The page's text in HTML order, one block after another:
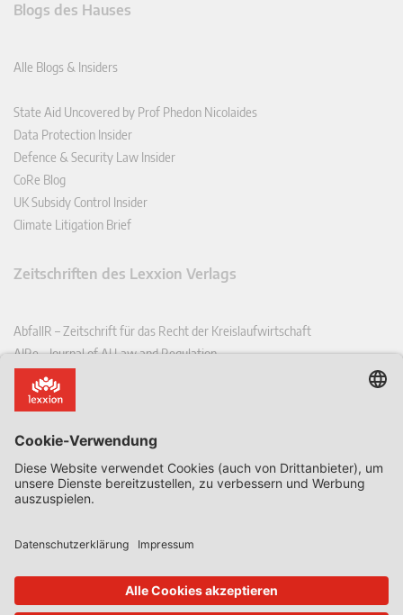
Blogs des Hauses
Alle Blogs & Insiders
State Aid Uncovered by Prof Phedon Nicolaides
Data Protection Insider
Defence & Security Law Insider
CoRe Blog
UK Subsidy Control Insider
Climate Litigation Brief
Zeitschriften des Lexxion Verlags
AbfallR – Zeitschrift für das Recht der Kreislaufwirtschaft
AIRe – Journal of AI Law and Regulation
CCLR – Carbon & Climate Law Review
CoRe – European Competition and Regulatory Law Review
EDSeQ – European Defence & Security Law & Policy Quarterly
EFFL – European Food and Feed Law Review
EHPL – European Health & Pharmaceutical Law Review
EPPPL – European Procurement & Public Private Partnership Law
EStAL – European State Aid Law Quarterly
EurUP – Zeitschrift für Europäisches Umwelt- und Planungsrecht
ICRL – International Chemical Regulatory and Law Review